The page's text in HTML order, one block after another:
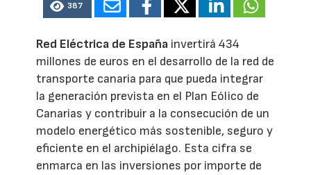
387
Red Eléctrica de España invertirá 434
millones de euros en el desarrollo de la red de
transporte canaria para que pueda integrar
la generación prevista en el Plan Eólico de
Canarias y contribuir a la consecución de un
modelo energético más sostenible, seguro y
eficiente en el archipiélago. Esta cifra se
enmarca en las inversiones por importe de